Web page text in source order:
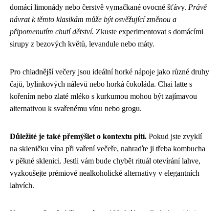
domácí limonády nebo čerstvě vymačkané ovocné šťávy. Právě
návrat k těmto klasikám může být osvěžující změnou a
připomenutím chutí dětství. Zkuste experimentovat s domácími
sirupy z bezových květů, levandule nebo máty.
Pro chladnější večery jsou ideální horké nápoje jako různé druhy
čajů, bylinkových nálevů nebo horká čokoláda. Chai latte s
kořením nebo zlaté mléko s kurkumou mohou být zajímavou
alternativou k svařenému vínu nebo grogu.
Důležité je také přemýšlet o kontextu pití. Pokud jste zvyklí
na skleničku vína při vaření večeře, nahraďte ji třeba kombucha
v pěkné sklenici. Jestli vám bude chybět rituál otevírání lahve,
vyzkoušejte prémiové nealkoholické alternativy v elegantních
lahvích.